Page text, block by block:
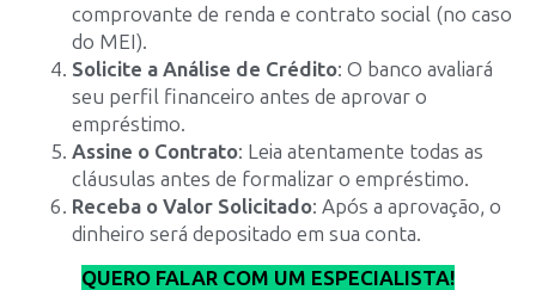
comprovante de renda e contrato social (no caso
do MEI).
Solicite a Análise de Crédito: O banco avaliará
seu perfil financeiro antes de aprovar o
empréstimo.
Assine o Contrato: Leia atentamente todas as
cláusulas antes de formalizar o empréstimo.
Receba o Valor Solicitado: Após a aprovação, o
dinheiro será depositado em sua conta.
QUERO FALAR COM UM ESPECIALISTA!